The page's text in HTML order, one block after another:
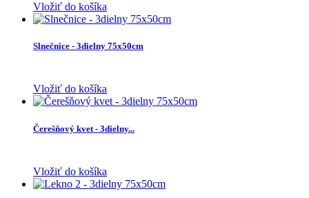
Vložiť do košíka
Slnečnice - 3dielny 75x50cm
Vložiť do košíka
Čerešňový kvet - 3dielny...
Vložiť do košíka